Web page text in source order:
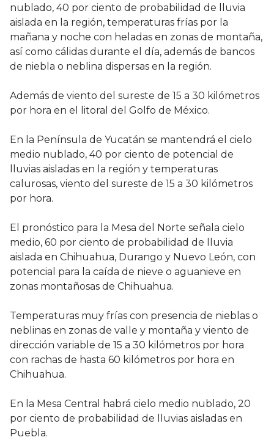
nublado, 40 por ciento de probabilidad de lluvia
aislada en la región, temperaturas frías por la
mañana y noche con heladas en zonas de montaña,
así como cálidas durante el día, además de bancos
de niebla o neblina dispersas en la región.
Además de viento del sureste de 15 a 30 kilómetros
por hora en el litoral del Golfo de México.
En la Península de Yucatán se mantendrá el cielo
medio nublado, 40 por ciento de potencial de
lluvias aisladas en la región y temperaturas
calurosas, viento del sureste de 15 a 30 kilómetros
por hora.
El pronóstico para la Mesa del Norte señala cielo
medio, 60 por ciento de probabilidad de lluvia
aislada en Chihuahua, Durango y Nuevo León, con
potencial para la caída de nieve o aguanieve en
zonas montañosas de Chihuahua.
Temperaturas muy frías con presencia de nieblas o
neblinas en zonas de valle y montaña y viento de
dirección variable de 15 a 30 kilómetros por hora
con rachas de hasta 60 kilómetros por hora en
Chihuahua.
En la Mesa Central habrá cielo medio nublado, 20
por ciento de probabilidad de lluvias aisladas en
Puebla.